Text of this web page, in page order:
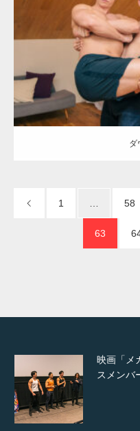
Category: ワンちゃん(犬)と
AKIHITO(
ダウンロード
ダ
1 58
63
【TV】
ラスが紹
TOKYO
で紹介さ
た（6/8放
スメンバ